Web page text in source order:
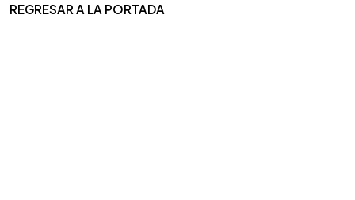
REGRESAR A LA PORTADA